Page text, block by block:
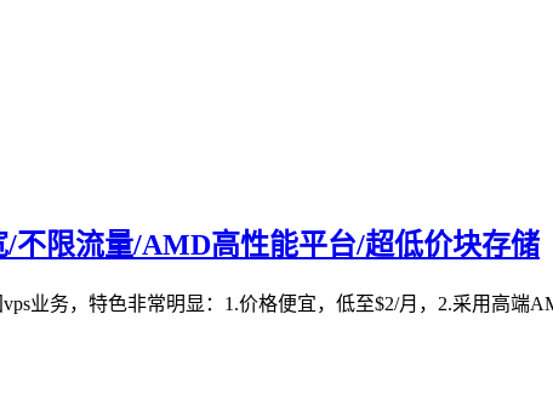
不限流量/AMD高性能平台/超低价块存储
业务，特色非常明显：1.价格便宜，低至$2/月，2.采用高端